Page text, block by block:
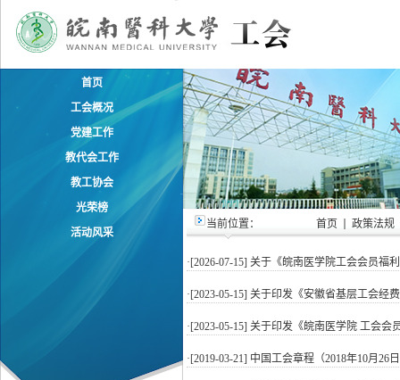
首页
工会概况
党建工作
教代会工作
教工协会
光荣榜
活动风采
当前位置： 首页 政策法规
·[2026-07-15] 关于《皖南医学院工会会员福
·[2023-05-15] 关于印发《安徽省基层工会经
·[2023-05-15] 关于印发《皖南医学院 工会会
·[2019-03-21] 中国工会章程（2018年10月26